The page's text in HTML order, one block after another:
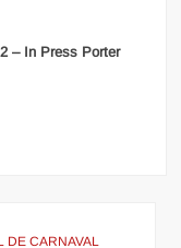
– In Press Porter
DE CARNAVAL